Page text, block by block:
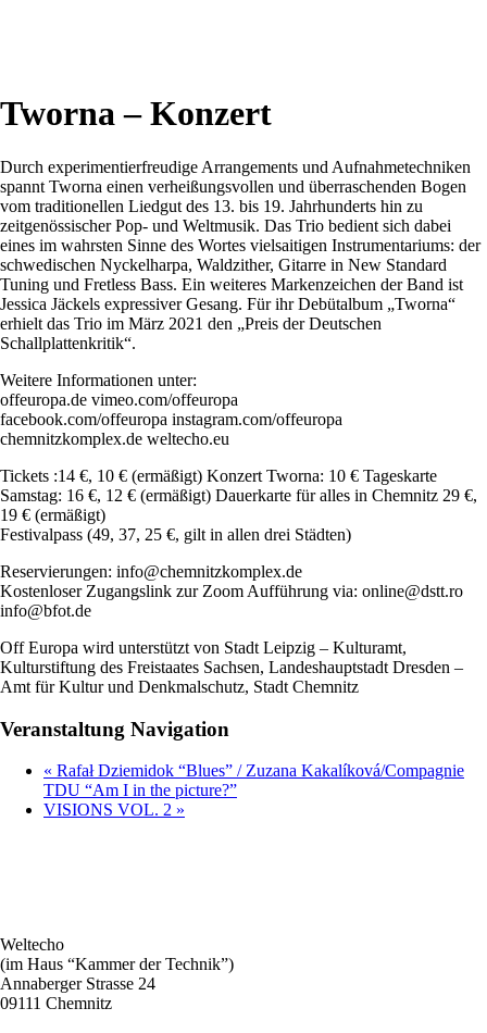
Tworna – Konzert
Durch experimentierfreudige Arrangements und Aufnahmetechniken
spannt Tworna einen verheißungsvollen und überraschenden Bogen
vom traditionellen Liedgut des 13. bis 19. Jahrhunderts hin zu
zeitgenössischer Pop- und Weltmusik. Das Trio bedient sich dabei
eines im wahrsten Sinne des Wortes vielsaitigen Instrumentariums: der
schwedischen Nyckelharpa, Waldzither, Gitarre in New Standard
Tuning und Fretless Bass. Ein weiteres Markenzeichen der Band ist
Jessica Jäckels expressiver Gesang. Für ihr Debütalbum „Tworna“
erhielt das Trio im März 2021 den „Preis der Deutschen
Schallplattenkritik“.
Weitere Informationen unter:
offeuropa.de vimeo.com/offeuropa
facebook.com/offeuropa instagram.com/offeuropa
chemnitzkomplex.de weltecho.eu
Tickets :14 €, 10 € (ermäßigt) Konzert Tworna: 10 € Tageskarte
Samstag: 16 €, 12 € (ermäßigt) Dauerkarte für alles in Chemnitz 29 €,
19 € (ermäßigt)
Festivalpass (49, 37, 25 €, gilt in allen drei Städten)
Reservierungen: info@chemnitzkomplex.de
Kostenloser Zugangslink zur Zoom Aufführung via: online@dstt.ro
info@bfot.de
Off Europa wird unterstützt von Stadt Leipzig – Kulturamt,
Kulturstiftung des Freistaates Sachsen, Landeshauptstadt Dresden –
Amt für Kultur und Denkmalschutz, Stadt Chemnitz
Veranstaltung Navigation
« Rafał Dziemidok “Blues” / Zuzana Kakalíková/Compagnie
TDU “Am I in the picture?”
VISIONS VOL. 2 »
Weltecho
(im Haus “Kammer der Technik”)
Annaberger Strasse 24
09111 Chemnitz